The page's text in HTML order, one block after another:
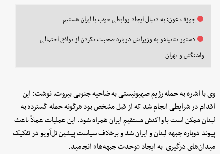
جوزف عون: به دنبال ایجاد روابطی خوب با ایران هستیم
دستور نتانیاهو به وزیرانش درباره صحبت نکردن از توافق احتمالی
واشنگتن و تهران
وی با اشاره به حمله رژیم صهیونیستی به ضاحیه جنوبی بیروت، نوشت: این
اقدام در شرایطی انجام شد که از قبل مشخص بود هرگونه حمله گسترده به
لبنان ممکن است با واکنش مستقیم ایران همراه شود. این عملیات عملاً باعث
پیوند دوباره جبهه لبنان و ایران شد و برخلاف سیاست پیشین تل‌آویو در تفکیک
میدان‌های درگیری، به ایجاد «وحدت جبهه‌ها» انجامید.